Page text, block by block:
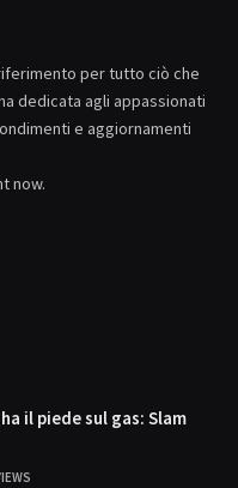
per tutto ciò che
dedicata agli appassionati
e aggiornamenti
now.
il piede sul gas: Slam